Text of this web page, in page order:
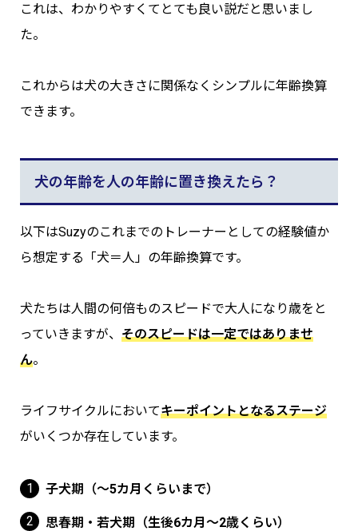
これは、わかりやすくてとても良い説だと思いまし
た。
これからは犬の大きさに関係なくシンプルに年齢換算
できます。
犬の年齢を人の年齢に置き換えたら？
以下はSuzyのこれまでのトレーナーとしての経験値か
ら想定する「犬＝人」の年齢換算です。
犬たちは人間の何倍ものスピードで大人になり歳をと
っていきますが、 そのスピードは一定ではありませ
ん。
ライフサイクルにおいてキーポイントとなるステージ
がいくつか存在しています。
子犬期（～5カ月くらいまで）
思春期・若犬期（生後6カ月～2歳くらい）